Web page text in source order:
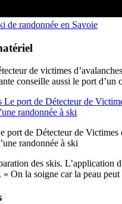
de randonnée en Savoie
de victimes
conseille aussi le port d’un
port de Détecteur de Victimes
randonnée à ski
des skis. L’application
« On la soigne car la peau